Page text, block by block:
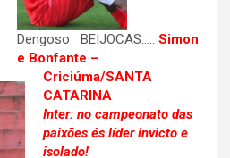
Dengoso BEIJOCAS….. Simon
e Bonfante –
Criciúma/SANTA
CATARINA
Inter: no campeonato das
paixões és líder invicto e
isolado!